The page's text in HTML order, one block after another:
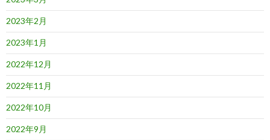
2023年2月
2023年1月
2022年12月
2022年11月
2022年10月
2022年9月